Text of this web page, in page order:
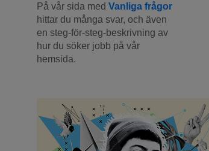
På vår sida med Vanliga frågor
hittar du många svar, och även
en steg-för-steg-beskrivning av
hur du söker jobb på vår
hemsida.